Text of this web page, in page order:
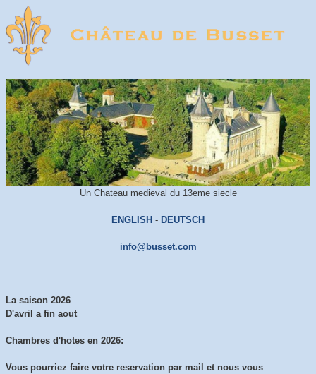
Un Chateau medieval du 13eme siecle
ENGLISH - DEUTSCH
info@busset.com
La saison 2026
D'avril a fin aout
Chambres d'hotes en 2026:
Vous pourriez faire votre reservation par mail et nous vous